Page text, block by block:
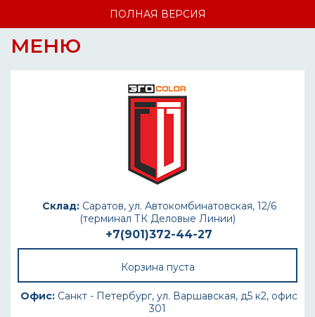
ПОЛНАЯ ВЕРСИЯ
МЕНЮ
Склад:Саратов, ул. Автокомбинатовская, 12/6
(терминал ТК Деловые Линии)
+7(901)372-44-27
Корзина пуста
Офис: Санкт - Петербург, ул. Варшавская, д5 к2, офис
301